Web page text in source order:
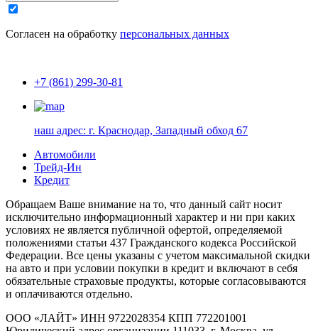
Согласен на обработку персональных данных
+7 (861) 299-30-81
наш адрес: г. Краснодар, Западный обход 67
Автомобили
Трейд-Ин
Кредит
Обращаем Ваше внимание на то, что данный сайт носит
исключительно информационный характер и ни при каких
условиях не является публичной офертой, определяемой
положениями статьи 437 Гражданского кодекса Российской
Федерации. Все цены указаны с учетом максимальной скидки
на авто и при условии покупки в кредит и включают в себя
обязательные страховые продукты, которые согласовываются
и оплачиваются отдельно.
ООО «ЛАЙТ» ИНН 9722028354 КПП 772201001